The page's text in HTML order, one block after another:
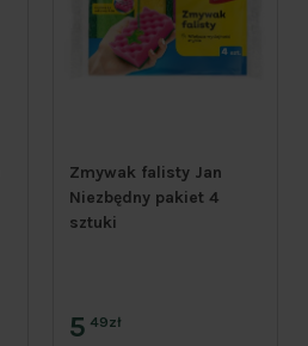
Zmywak falisty Jan
Niezbędny pakiet 4
sztuki
5 49zł